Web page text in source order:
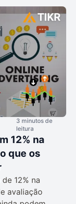
3 minutos de
leitura
12% na
que os
12% na
avaliação